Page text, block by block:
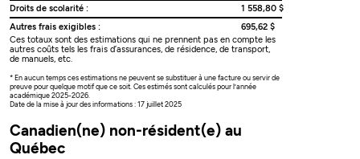
Droits de scolarité :
1 558,80 $
Autres frais exigibles :
695,62 $
Ces totaux sont des estimations qui ne prennent pas en compte les
autres coûts tels les frais d’assurances, de résidence, de transport,
de manuels, etc.
* En aucun temps ces estimations ne peuvent se substituer à une facture ou servir de
preuve pour quelque motif que ce soit. Ces estimés sont calculés pour l’année
académique 2025-2026.
Date de la mise à jour des informations : 17 juillet 2025
Canadien(ne) non-résident(e) au
Québec